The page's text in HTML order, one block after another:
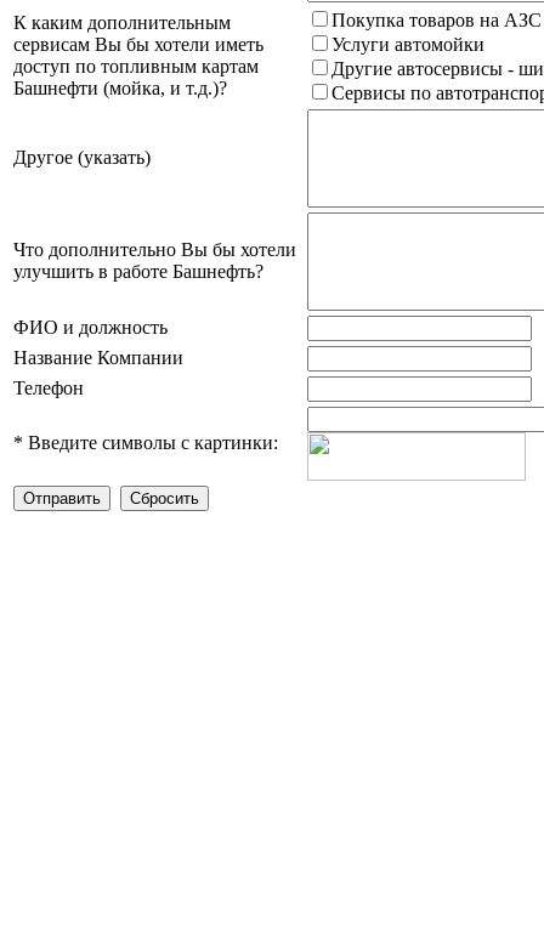
К каким дополнительным
сервисам Вы бы хотели иметь
доступ по топливным картам
Башнефти (мойка, и т.д.)?
Покупка товаров на
Услуги автомойки
Другие автосервисы -
Сервисы по
Другое (указать)
Что дополнительно Вы бы хотели
улучшить в работе Башнефть?
ФИО и должность
Название Компании
Телефон
* Введите символы с картинки: